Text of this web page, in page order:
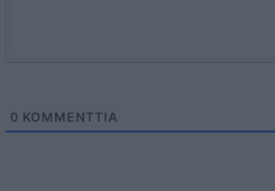
0 KOMMENTTIA